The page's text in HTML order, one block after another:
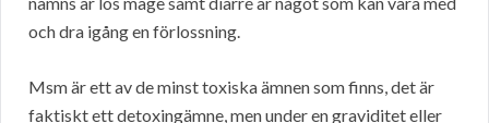
och dra igång en förlossning.
Msm är ett av de minst toxiska ämnen som finns, det är
faktiskt ett detoxingämne, men under en graviditet eller